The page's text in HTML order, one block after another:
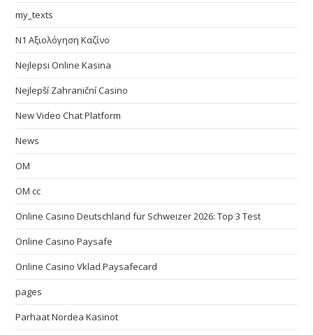
my_texts
N1 Αξιολόγηση Καζίνο
Nejlepsi Online Kasina
Nejlepší Zahraniční Casino
New Video Chat Platform
News
OM
OM cc
Online Casino Deutschland für Schweizer 2026: Top 3 Test
Online Casino Paysafe
Online Casino Vklad Paysafecard
pages
Parhaat Nordea Kasinot